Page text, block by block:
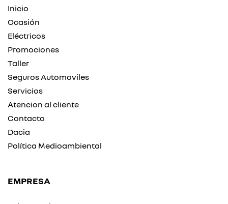
Inicio
Ocasión
Eléctricos
Promociones
Taller
Seguros Automoviles
Servicios
Atencion al cliente
Contacto
Dacia
Política Medioambiental
EMPRESA